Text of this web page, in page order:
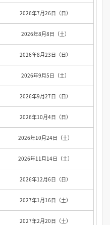
2026年7月26日（日）
2026年8月8日（土）
2026年8月23日（日）
2026年9月5日（土）
2026年9月27日（日）
2026年10月4日（日）
2026年10月24日（土）
2026年11月14日（土）
2026年12月6日（日）
2027年1月16日（土）
2027年2月20日（土）